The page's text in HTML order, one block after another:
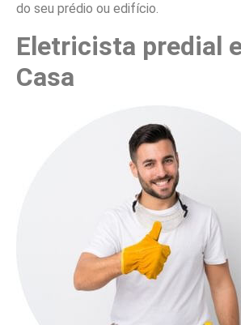
do seu prédio ou edifício.
Eletricista predial
Casa